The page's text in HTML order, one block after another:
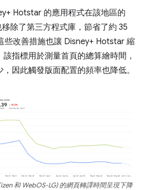
Hotstar 的應用程式在該地區的
除了第三方程式庫，節省了約 35
些改善措施也讓 Disney+ Hotstar 縮
指標用於測量首頁的總算繪時間，
因此觸發版面配置的頻率也降低。
和 WebOS-LG) 的網頁轉譯時間呈現下降